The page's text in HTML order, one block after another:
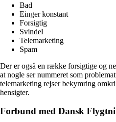
Bad
Einger konstant
Forsigtig
Svindel
Telemarketing
Spam
Der er også en række forsigtige og
at nogle ser nummeret som
telemarketing rejser bekymring
hensigter.
Forbund med Dansk